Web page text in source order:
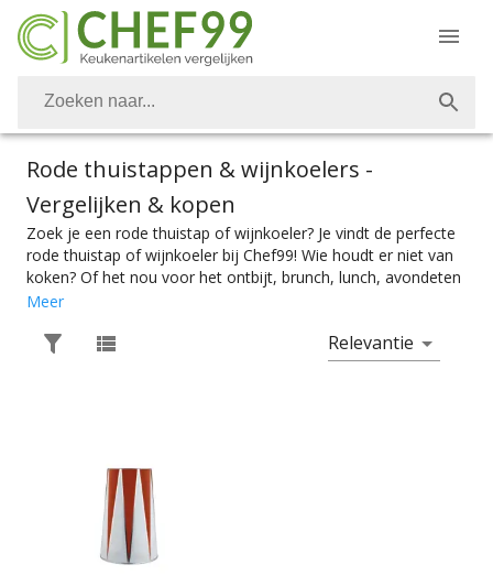
Rode thuistappen & wijnkoelers -
Vergelijken & kopen
Zoek je een rode thuistap of wijnkoeler? Je vindt de perfecte
rode thuistap of wijnkoeler bij Chef99! Wie houdt er niet van
koken? Of het nou voor het ontbijt, brunch, lunch, avondeten
of dessert is. Vanzelfsprekend is het belangrijk om over de
thuistappen, wijnkoelers en wijnkoelkasten vind je bij Chef99.
Voor het perfect getapte biertje of dat glaasje wijn op precies
hebt bij Chef99. En dat alles onder het mom: “Gemak dient de
chef”. Thuistappen, wijnkoelers en klimaatkasten zijn er te
vinden in alle prijscategorieën, voor ieder is er wel wat wils.
En met ook nog eens de juiste merkselectie vind je makkelijk
jouw favoriete merk.
Meer
Relevantie